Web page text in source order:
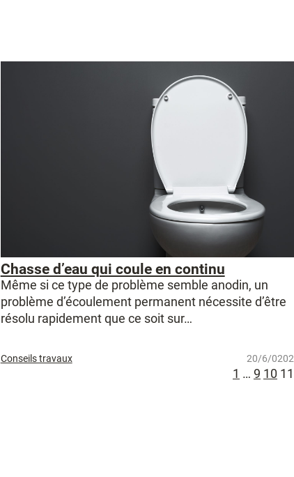
Chasse d’eau qui coule en continu
Même si ce type de problème semble anodin, un
problème d’écoulement permanent nécessite d’être
résolu rapidement que ce soit sur…
Conseils travaux 20/6/0202
1 … 9 10 11